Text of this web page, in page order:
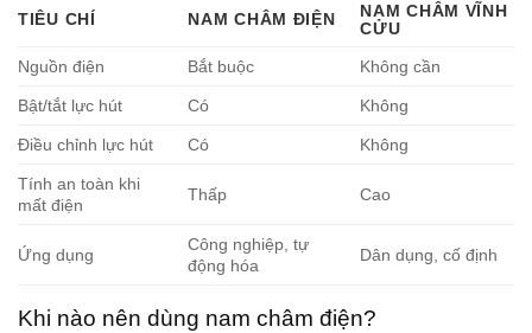
TIÊU CHÍ NAM CHÂM ĐIỆN
NAM CHÂM VĨNH
CỬU
Nguồn điện
Bắt buộc Không cần
Bật/tắt lực hút Có Không
Điều chỉnh lực hút Có Không
Tính an toàn khi
mất điện
Thấp Cao
Ứng dụng
Công nghiệp, tự
động hóa
Dân dụng, cố định
Khi nào nên dùng nam châm điện?